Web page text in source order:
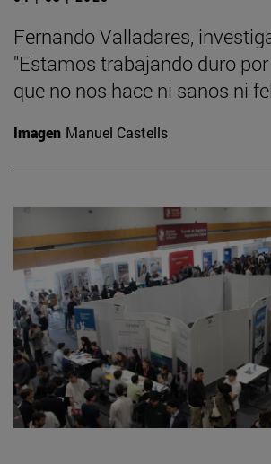
Fernando Valladares,
"Estamos trabajando duro
que no nos hace ni sanos ni
Imagen Manuel Castells